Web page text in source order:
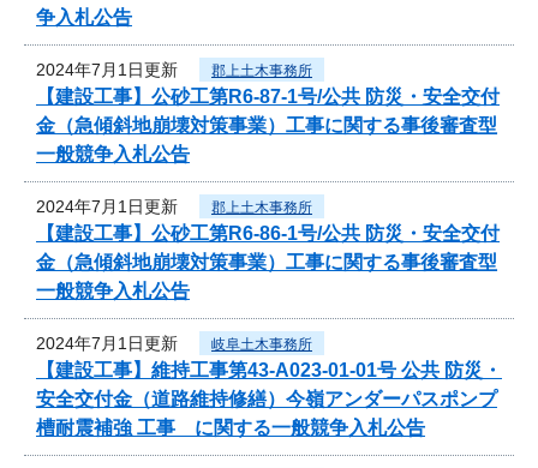
争入札公告
2024年7月1日更新 郡上土木事務所
【建設工事】公砂工第R6-87-1号/公共 防災・安全交付
金（急傾斜地崩壊対策事業）工事に関する事後審査型
一般競争入札公告
2024年7月1日更新 郡上土木事務所
【建設工事】公砂工第R6-86-1号/公共 防災・安全交付
金（急傾斜地崩壊対策事業）工事に関する事後審査型
一般競争入札公告
2024年7月1日更新 岐阜土木事務所
【建設工事】維持工事第43-A023-01-01号 公共 防災・
安全交付金（道路維持修繕）今嶺アンダーパスポンプ
槽耐震補強 工事 に関する一般競争入札公告